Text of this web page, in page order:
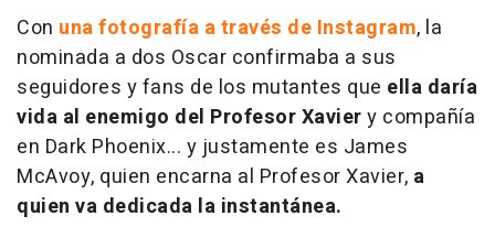
Con una fotografía a través de Instagram, la
nominada a dos Oscar confirmaba a sus
seguidores y fans de los mutantes que ella daría
vida al enemigo del Profesor Xaviery compañía
en Dark Phoenix... y justamente es James
McAvoy, quien encarna al Profesor Xavier, a
quien va dedicada la instantánea.